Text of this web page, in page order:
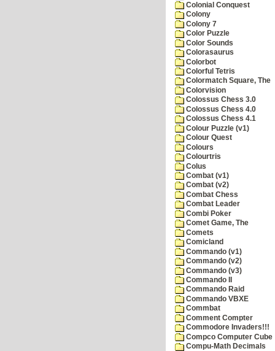
Colonial Conquest
Colony
Colony 7
Color Puzzle
Color Sounds
Colorasaurus
Colorbot
Colorful Tetris
Colormatch Square, The
Colorvision
Colossus Chess 3.0
Colossus Chess 4.0
Colossus Chess 4.1
Colour Puzzle (v1)
Colour Quest
Colours
Colourtris
Colus
Combat (v1)
Combat (v2)
Combat Chess
Combat Leader
Combi Poker
Comet Game, The
Comets
Comicland
Commando (v1)
Commando (v2)
Commando (v3)
Commando II
Commando Raid
Commando VBXE
Commbat
Comment Compter
Commodore Invaders!!!
Compco Computer Cube
Compu-Math Decimals